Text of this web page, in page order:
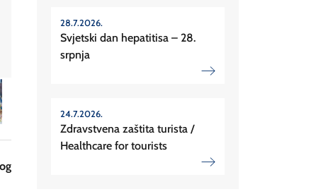
28.7.2026.
Svjetski dan hepatitisa – 28.
srpnja
24.7.2026.
Zdravstvena zaštita turista /
Healthcare for tourists